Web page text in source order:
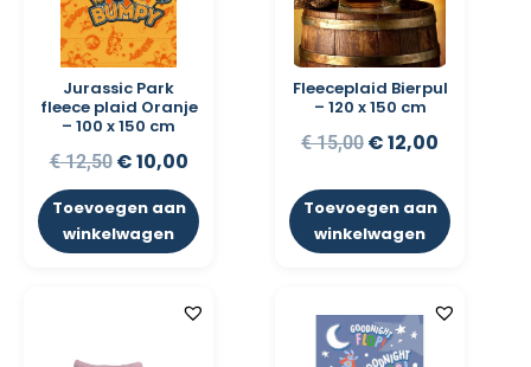
Jurassic Park
fleece plaid Oranje
– 100 x 150 cm
€12,50 €10,00
Toevoegen aan
winkelwagen
Fleeceplaid Bierpul
– 120 x 150 cm
€15,00 €12,00
Toevoegen aan
winkelwagen